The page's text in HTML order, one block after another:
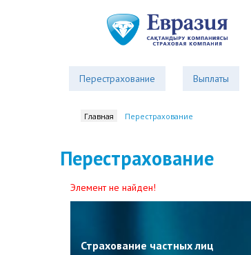
Перестрахование Выплаты
Главная Перестрахование
Перестрахование
Элемент не найден!
Страхование частных лиц